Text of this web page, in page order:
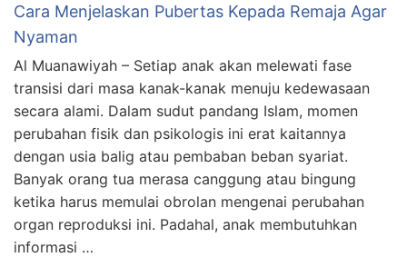
Cara Menjelaskan Pubertas Kepada Remaja Agar
Nyaman
Al Muanawiyah – Setiap anak akan melewati fase
transisi dari masa kanak-kanak menuju kedewasaan
secara alami. Dalam sudut pandang Islam, momen
perubahan fisik dan psikologis ini erat kaitannya
dengan usia balig atau pembaban beban syariat.
Banyak orang tua merasa canggung atau bingung
ketika harus memulai obrolan mengenai perubahan
organ reproduksi ini. Padahal, anak membutuhkan
informasi …